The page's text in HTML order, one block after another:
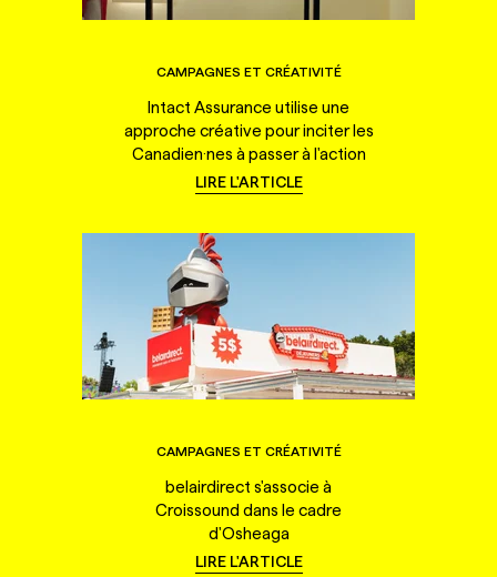
CAMPAGNES ET CRÉATIVITÉ
Intact Assurance utilise une
approche créative pour inciter les
Canadien·nes à passer à l'action
LIRE L'ARTICLE
CAMPAGNES ET CRÉATIVITÉ
belairdirect s'associe à
Croissound dans le cadre
d'Osheaga
LIRE L'ARTICLE